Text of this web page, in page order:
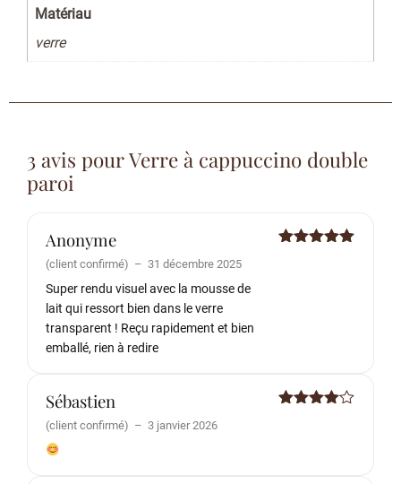
Matériau
verre
3 avis pourVerre à cappuccino double
paroi
Anonyme
(client confirmé) – 31 décembre 2025
Super rendu visuel avec la mousse de
lait qui ressort bien dans le verre
transparent ! Reçu rapidement et bien
emballé, rien à redire
Sébastien
(client confirmé) – 3 janvier 2026